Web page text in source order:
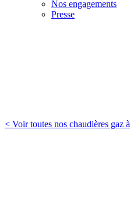
Nos engagements
Presse
< Voir toutes nos chaudières gaz à